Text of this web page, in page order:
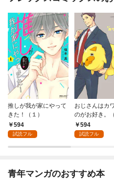
推しが我が家にやって
きた！（１）
594
試読フル
おじさんはカ
のがお好き。（
594
試読フル
青年マンガのおすすめ本